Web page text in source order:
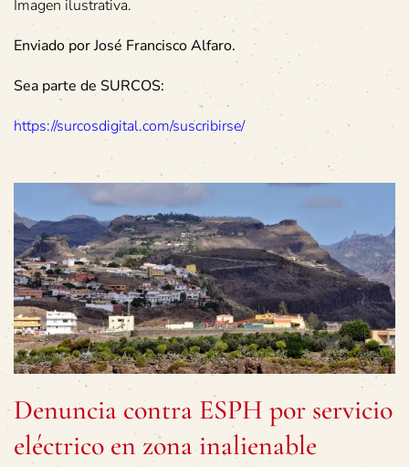
Imagen ilustrativa.
Enviado por José Francisco Alfaro.
Sea parte de SURCOS:
https://surcosdigital.com/suscribirse/
Denuncia contra ESPH por servicio
eléctrico en zona inalienable